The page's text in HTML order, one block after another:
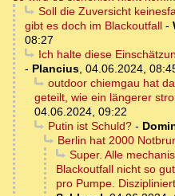
Soll die Zuversicht
gibt es doch im Blackoutfall -
08:27
Ich halte diese
- Plancius, 04.06.2024,
outdoor chiemgau hat
geteilt, wie ein längerer
04.06.2024, 09:22
Putin ist Schuld?-
Berlin hat 2000
Super. Alle
Blackoutfall nicht so
pro Pumpe.